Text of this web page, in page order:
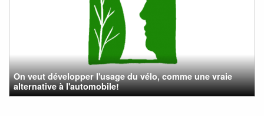
On veut développer l'usage du vélo, comme une vraie
alternative à l'automobile!